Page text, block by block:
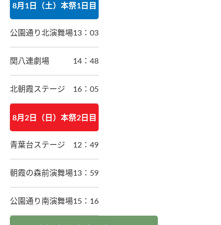
8月1日（土）本祭1日目
公園通り北演舞場13：03
関八連劇場 14：48
北朝霞ステージ 16：05
8月2日（日）本祭2日目
青葉台ステージ 12：49
朝霞の森前演舞場13：59
公園通り南演舞場15：16